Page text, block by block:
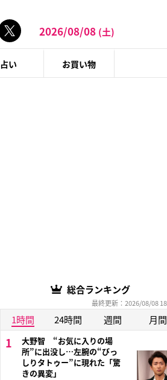
2026/08/08 (土)
占い お買い物
総合ランキング
最終更新：2026/08/08
1時間 24時間 週間 月間
大野智 “お気に入りの場
所”に出没し…左腕の“びっ
しりタトゥー”に現れた「驚
きの異変」